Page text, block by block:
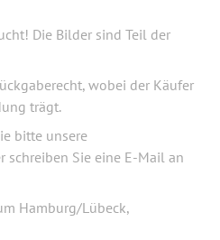
Die Bilder sind Teil der
wobei der Käufer
trägt.
bitte unsere
schreiben Sie eine E-Mail an
Hamburg/Lübeck,